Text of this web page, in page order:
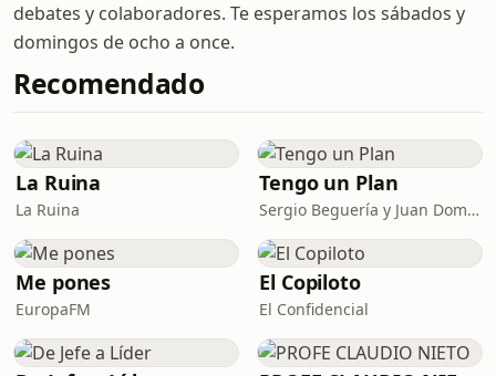
debates y colaboradores. Te esperamos los sábados y
domingos de ocho a once.
Recomendado
La Ruina
La Ruina
Tengo un Plan
Sergio Beguería y Juan Domínguez
Me pones
EuropaFM
El Copiloto
El Confidencial